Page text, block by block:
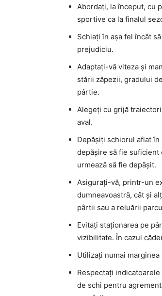
Abordați, la început, cu
sportive ca la finalul
Schiați în așa fel încât
prejudiciu.
Adaptați-vă viteza și
stării zăpezii, gradului
pârtie.
Alegeți cu grijă
aval.
Depășiți schiorul aflat
depășire să fie suficient
urmează să fie depășit.
Asigurați-vă, printr-un
dumneavoastră, cât și
pârtii sau a reluării
Evitați staționarea pe
vizibilitate. În cazul
Utilizați numai
Respectați
de schi pentru